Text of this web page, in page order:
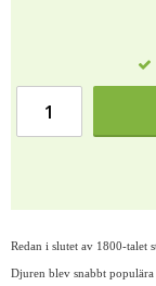
Redan i slutet av 1800-talet
Djuren blev snabbt